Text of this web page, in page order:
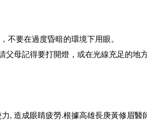
不要在過度昏暗的環境下用眼。
父母記得要打開燈，或在光線充足的地
, 造成眼睛疲勞.根據高雄長庚黃修眉醫